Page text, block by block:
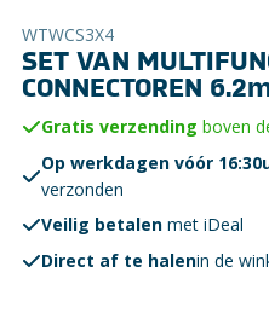
WTWCS3X4
SET VAN
CONNECTOREN
Gratis verzending boven
Op werkdagen vóór
verzonden
Veilig betalen met iDeal
Direct af te halenin de